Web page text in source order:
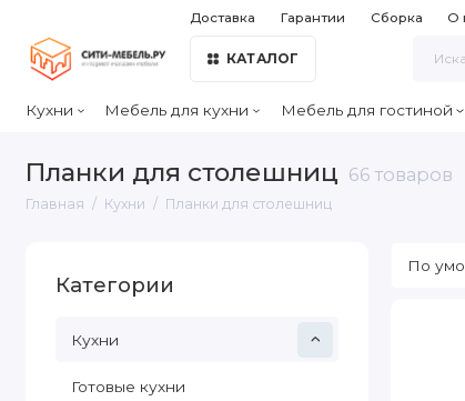
Доставка Гарантии Сборка О
КАТАЛОГ
Кухни Мебель для кухни Мебель для гостиной
Планки для столешниц 66 товаров
Главная Кухни Планки для столешниц
Категории
Кухни
Готовые кухни